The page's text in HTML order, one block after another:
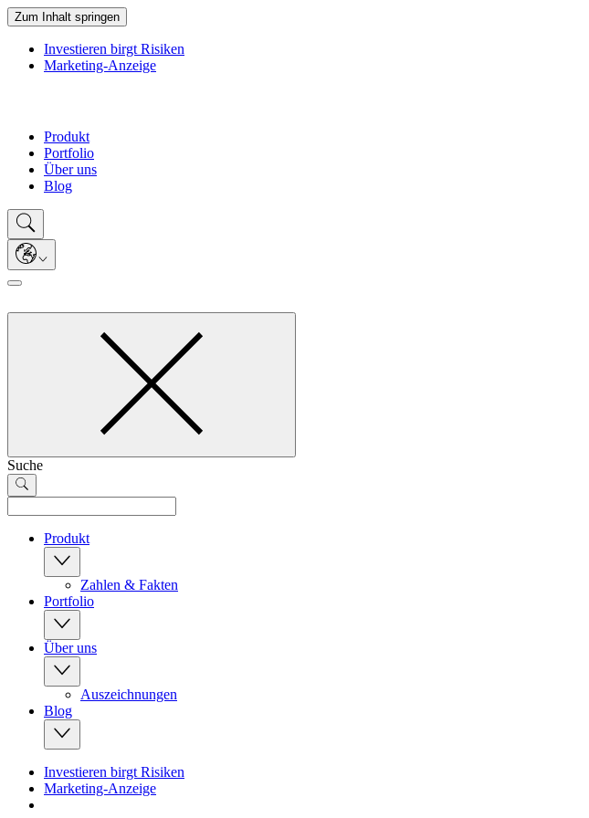
Zum Inhalt springen
Investieren birgt Risiken
Marketing-Anzeige
Produkt
Portfolio
Über uns
Blog
Suche
Produkt
Zahlen & Fakten
Portfolio
Über uns
Auszeichnungen
Blog
Investieren birgt Risiken
Marketing-Anzeige